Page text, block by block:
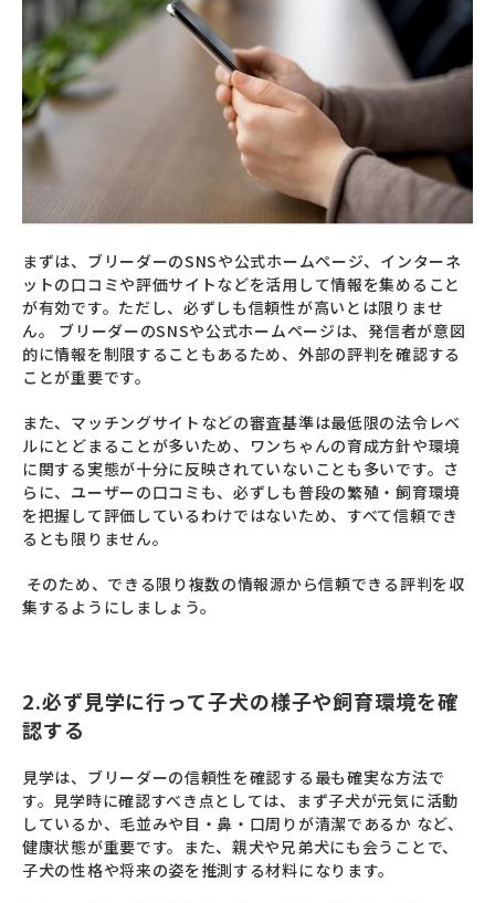
まずは、ブリーダーのSNSや公式ホームページ、インターネ
ットの口コミや評価サイトなどを活用して情報を集めること
が有効です。ただし、必ずしも信頼性が高いとは限りませ
ん。 ブリーダーのSNSや公式ホームページは、発信者が意図
的に情報を制限することもあるため、外部の評判を確認する
ことが重要です。
また、マッチングサイトなどの審査基準は最低限の法令レベ
ルにとどまることが多いため、ワンちゃんの育成方針や環境
に関する実態が十分に反映されていないことも多いです。さ
らに、ユーザーの口コミも、必ずしも普段の繁殖・飼育環境
を把握して評価しているわけではないため、すべて信頼でき
るとも限りません。
そのため、できる限り複数の情報源から信頼できる評判を収
集するようにしましょう。
2.必ず見学に行って子犬の様子や飼育環境を確
認する
見学は、ブリーダーの信頼性を確認する最も確実な方法で
す。見学時に確認すべき点としては、まず子犬が元気に活動
しているか、毛並みや目・鼻・口周りが清潔であるか など、
健康状態が重要です。また、親犬や兄弟犬にも会うことで、
子犬の性格や将来の姿を推測する材料になります。